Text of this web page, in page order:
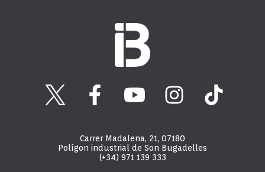
Carrer Madalena, 21, 07180
Polígon industrial de Son Bugadelles
(+34) 971 139 333